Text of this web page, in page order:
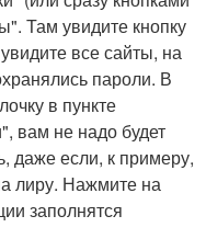
Там увидите кнопку
все сайты, на
пароли. В
в пункте
вам не надо будет
даже если, к примеру,
лиру. Нажмите на
заполнятся